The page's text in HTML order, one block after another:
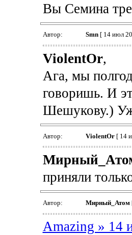
Вы Семина
Автор: Smn[ 14 июл
ViolentOr,
Ага, мы
говоришь. И
Шешукову.)
Автор: ViolentOr[ 14
приняли
Автор: Мирный_Атом
Amazing » 14